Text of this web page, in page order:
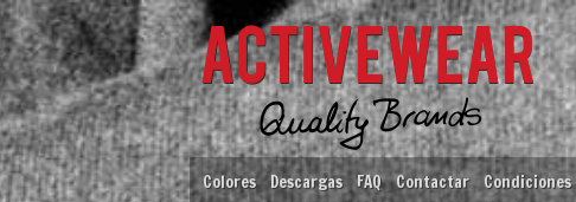
Colores Descargas FAQ Contactar Condiciones